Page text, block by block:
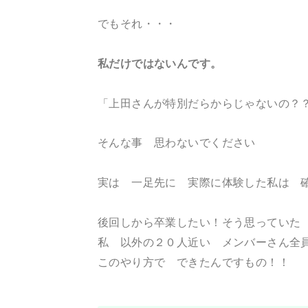
でもそれ・・・
私だけではないんです。
「上田さんが特別だらからじゃないの？
そんな事 思わないでください
実は 一足先に 実際に体験した私は
後回しから卒業したい！そう思っていた
私 以外の２０人近い メンバーさん全
このやり方で できたんですもの！！